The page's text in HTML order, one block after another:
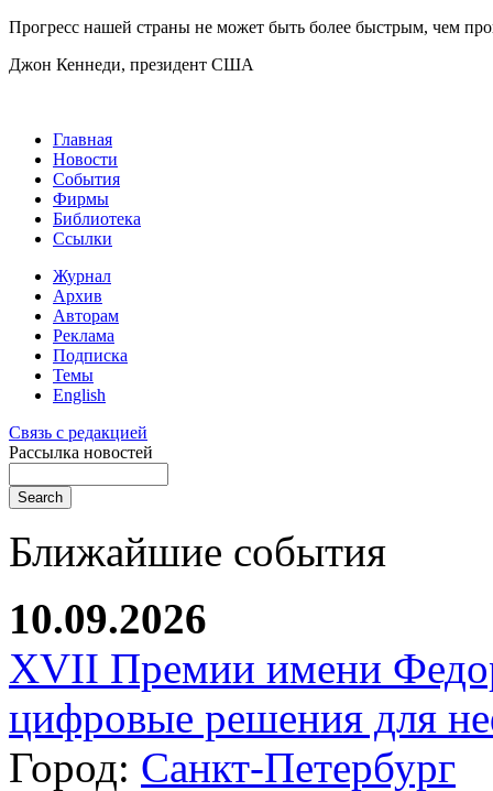
Прогресс нашей страны не может быть более быстрым, чем
Джон Кеннеди, президент США
Главная
Новости
События
Фирмы
Библиотека
Ссылки
Журнал
Архив
Авторам
Реклама
Подписка
Темы
English
Связь с редакцией
Рассылка новостей
Ближайшие события
10.09.2026
XVII Премии имени
цифровые решения для
Город: Санкт-Петербург